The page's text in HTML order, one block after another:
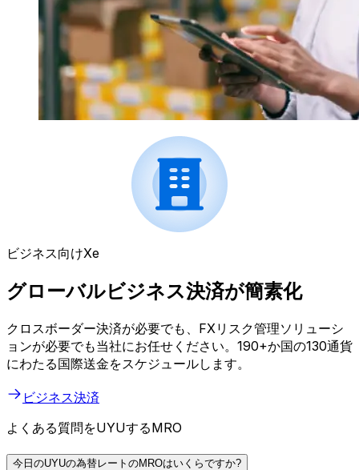
ビジネス向けXe
グローバルビジネス決済が簡素化
クロスボーダー決済が必要でも、FXリスク管理ソリューシ
ョンが必要でも当社にお任せください。190+か国の130通貨
にわたる国際送金をスケジュールします。
ビジネス決済
よくある質問をUYUするMRO
今日のUYUの為替レートのMROはいくらですか?